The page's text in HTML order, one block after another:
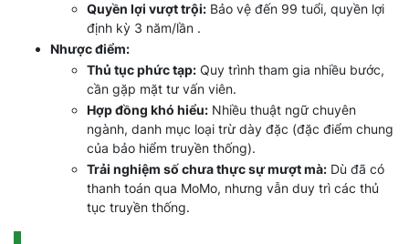
Quyền lợi vượt trội: Bảo vệ đến 99 tuổi, quyền lợi
định kỳ 3 năm/lần .
Nhược điểm:
Thủ tục phức tạp: Quy trình tham gia nhiều bước,
cần gặp mặt tư vấn viên.
Hợp đồng khó hiểu: Nhiều thuật ngữ chuyên
ngành, danh mục loại trừ dày đặc (đặc điểm chung
của bảo hiểm truyền thống).
Trải nghiệm số chưa thực sự mượt mà: Dù đã có
thanh toán qua MoMo, nhưng vẫn duy trì các thủ
tục truyền thống.